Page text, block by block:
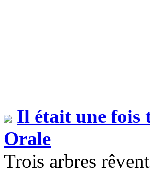
Il était une fois
Orale
Trois arbres